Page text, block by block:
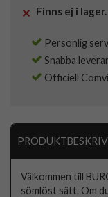
Finns ej i lager.
Personlig
Snabba
Officiell
Välkommen till
sömlöst sätt. Om